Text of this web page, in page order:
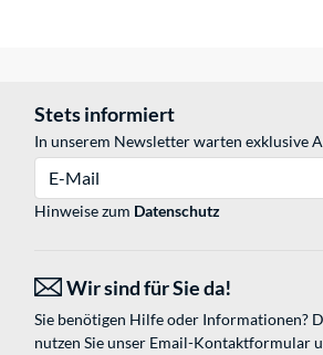
Stets informiert
In unserem Newsletter warten exklusive
Hinweise zum Datenschutz
Wir sind für Sie da!
Sie benötigen Hilfe oder Informationen?
nutzen Sie unser Email-Kontaktformular